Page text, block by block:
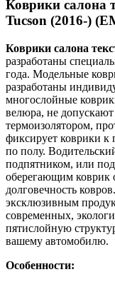
Коврики салона
Tucson (2016-)
Коврики салона
разработаны
года. Модельные
разработаны
многослойные
велюра, не
термоизолятором,
фиксирует коврики к
по полу.
подпятником, или
оберегающим коврик
долговечность
эксклюзивным
современных,
пятислойную
вашему автомобилю.
Особенности: